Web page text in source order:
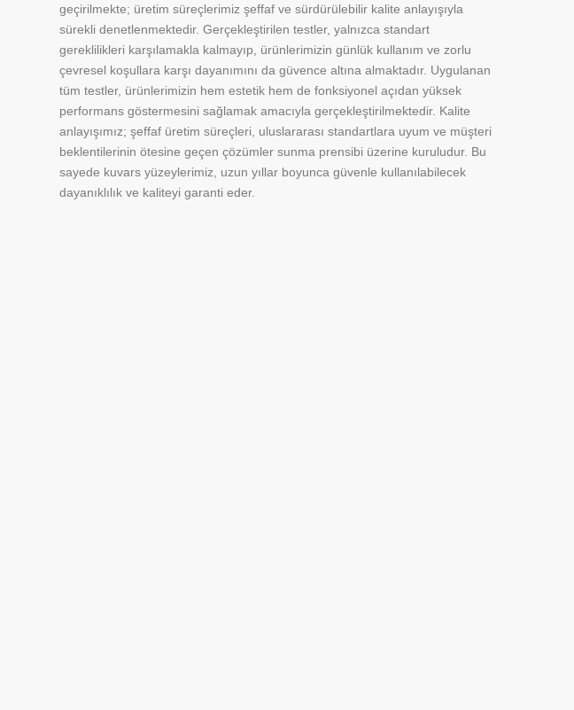
geçirilmekte; üretim süreçlerimiz şeffaf ve sürdürülebilir kalite anlayışıyla
sürekli denetlenmektedir. Gerçekleştirilen testler, yalnızca standart
gereklilikleri karşılamakla kalmayıp, ürünlerimizin günlük kullanım ve zorlu
çevresel koşullara karşı dayanımını da güvence altına almaktadır. Uygulanan
tüm testler, ürünlerimizin hem estetik hem de fonksiyonel açıdan yüksek
performans göstermesini sağlamak amacıyla gerçekleştirilmektedir. Kalite
anlayışımız; şeffaf üretim süreçleri, uluslararası standartlara uyum ve müşteri
beklentilerinin ötesine geçen çözümler sunma prensibi üzerine kuruludur. Bu
sayede kuvars yüzeylerimiz, uzun yıllar boyunca güvenle kullanılabilecek
dayanıklılık ve kaliteyi garanti eder.